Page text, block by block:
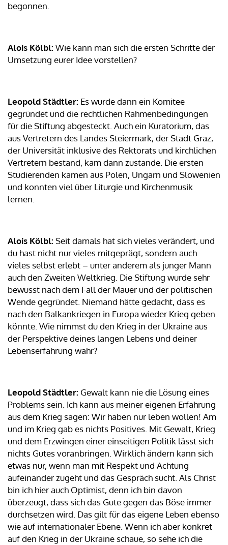
begonnen.
Alois Kölbl: Wie kann man sich die ersten Schritte der
Umsetzung eurer Idee vorstellen?
Leopold Städtler: Es wurde dann ein Komitee
gegründet und die rechtlichen Rahmenbedingungen
für die Stiftung abgesteckt. Auch ein Kuratorium, das
aus Vertretern des Landes Steiermark, der Stadt Graz,
der Universität inklusive des Rektorats und kirchlichen
Vertretern bestand, kam dann zustande. Die ersten
Studierenden kamen aus Polen, Ungarn und Slowenien
und konnten viel über Liturgie und Kirchenmusik
lernen.
Alois Kölbl: Seit damals hat sich vieles verändert, und
du hast nicht nur vieles mitgeprägt, sondern auch
vieles selbst erlebt – unter anderem als junger Mann
auch den Zweiten Weltkrieg. Die Stiftung wurde sehr
bewusst nach dem Fall der Mauer und der politischen
Wende gegründet. Niemand hätte gedacht, dass es
nach den Balkankriegen in Europa wieder Krieg geben
könnte. Wie nimmst du den Krieg in der Ukraine aus
der Perspektive deines langen Lebens und deiner
Lebenserfahrung wahr?
Leopold Städtler: Gewalt kann nie die Lösung eines
Problems sein. Ich kann aus meiner eigenen Erfahrung
aus dem Krieg sagen: Wir haben nur leben wollen! Am
und im Krieg gab es nichts Positives. Mit Gewalt, Krieg
und dem Erzwingen einer einseitigen Politik lässt sich
nichts Gutes voranbringen. Wirklich ändern kann sich
etwas nur, wenn man mit Respekt und Achtung
aufeinander zugeht und das Gespräch sucht. Als Christ
bin ich hier auch Optimist, denn ich bin davon
überzeugt, dass sich das Gute gegen das Böse immer
durchsetzen wird. Das gilt für das eigene Leben ebenso
wie auf internationaler Ebene. Wenn ich aber konkret
auf den Krieg in der Ukraine schaue, so sehe ich die